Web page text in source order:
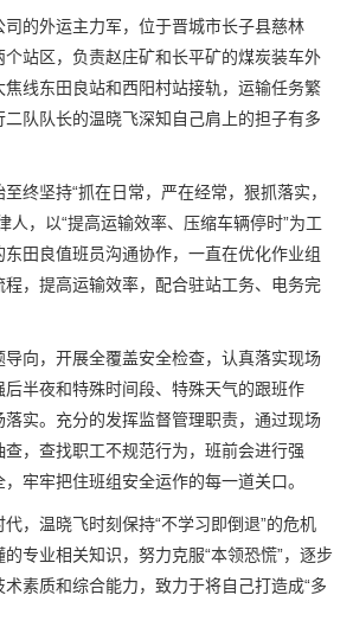
的外运主力军，位于晋城市长子县慈林
站区，负责赵庄矿和长平矿的煤炭装车外
线东田良站和西阳村站接轨，运输任务繁
队队长的温晓飞深知自己肩上的担子有多
坚持“抓在日常，严在经常，狠抓落实，
人，以“提高运输效率、压缩车辆停时”为工
田良值班员沟通协作，一直在优化作业组
，提高运输效率，配合驻站工务、电务完
向，开展全覆盖安全检查，认真落实现场
半夜和特殊时间段、特殊天气的跟班作
实。充分的发挥监督管理职责，通过现场
，查找职工不规范行为，班前会进行强
牢牢把住班组安全运作的每一道关口。
温晓飞时刻保持“不学习即倒退”的危机
专业相关知识，努力克服“本领恐慌”，逐步
素质和综合能力，致力于将自己打造成“多